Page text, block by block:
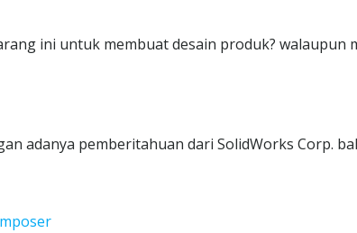
ini untuk membuat desain produk? walaupun
adanya pemberitahuan dari SolidWorks Corp.